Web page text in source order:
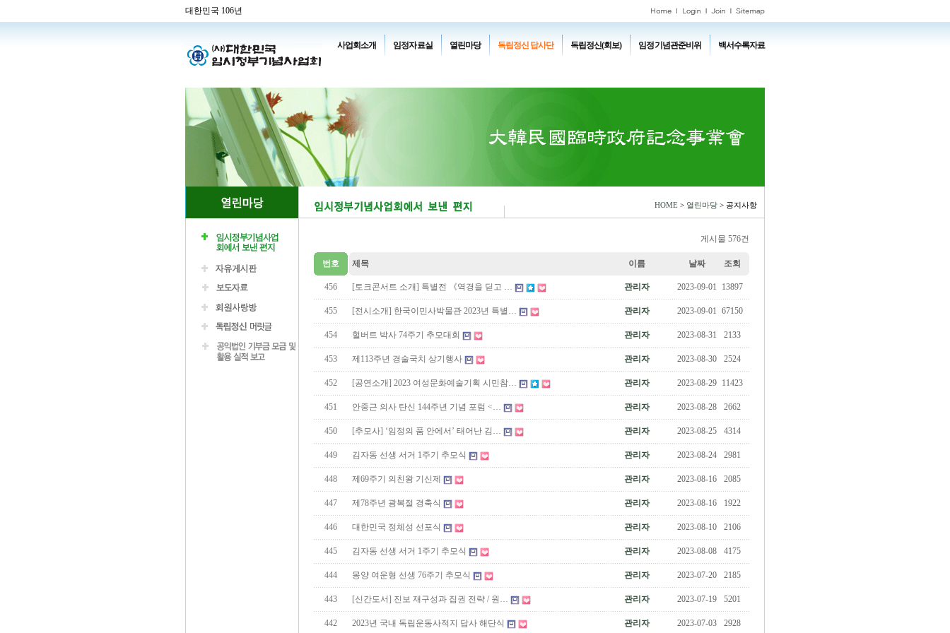
대한민국 106년
사업회소개 임정자료실 열린마당 독립정신 답사단 독립정신(회보) 임정기념관준비위 백서수록자료
HOME > 열린마당 > 공지사항
게시물 576건
번호 제목 이름 날짜 조회
456 [토크콘서트 소개] 특별전 《역경을 딛고 … 관리자 2023-09-01 13897
455 [전시소개] 한국이민사박물관 2023년 특별… 관리자 2023-09-01 67150
454 헐버트 박사 74주기 추모대회 관리자 2023-08-31 2133
453 제113주년 경술국치 상기행사 관리자 2023-08-30 2524
452 [공연소개] 2023 여성문화예술기획 시민참… 관리자 2023-08-29 11423
451 안중근 의사 탄신 144주년 기념 포럼 <… 관리자 2023-08-28 2662
450 [추모사] ‘임정의 품 안에서’ 태어난 김… 관리자 2023-08-25 4314
449 김자동 선생 서거 1주기 추모식 관리자 2023-08-24 2981
448 제69주기 의친왕 기신제 관리자 2023-08-16 2085
447 제78주년 광복절 경축식 관리자 2023-08-16 1922
446 대한민국 정체성 선포식 관리자 2023-08-10 2106
445 김자동 선생 서거 1주기 추모식 관리자 2023-08-08 4175
444 몽양 여운형 선생 76주기 추모식 관리자 2023-07-20 2185
443 [신간도서] 진보 재구성과 집권 전략 / 원… 관리자 2023-07-19 5201
442 2023년 국내 독립운동사적지 답사 해단식 관리자 2023-07-03 2928